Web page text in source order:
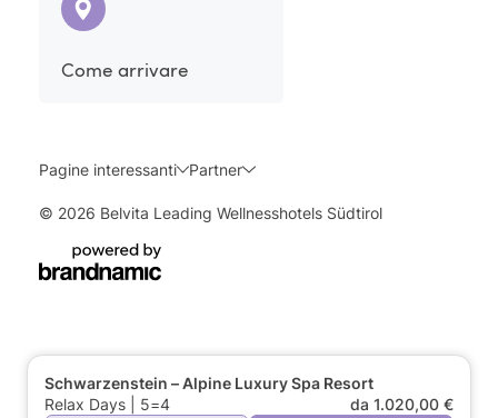
Schwarzenstein – Alpine Luxury Spa Resort
Relax Days | 5=4
da 1.020,00 €
Come arrivare
Pagine interessanti Partner
© 2026 Belvita Leading Wellnesshotels Südtirol